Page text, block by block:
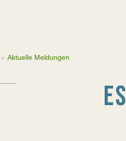
› Aktuelle Meldungen